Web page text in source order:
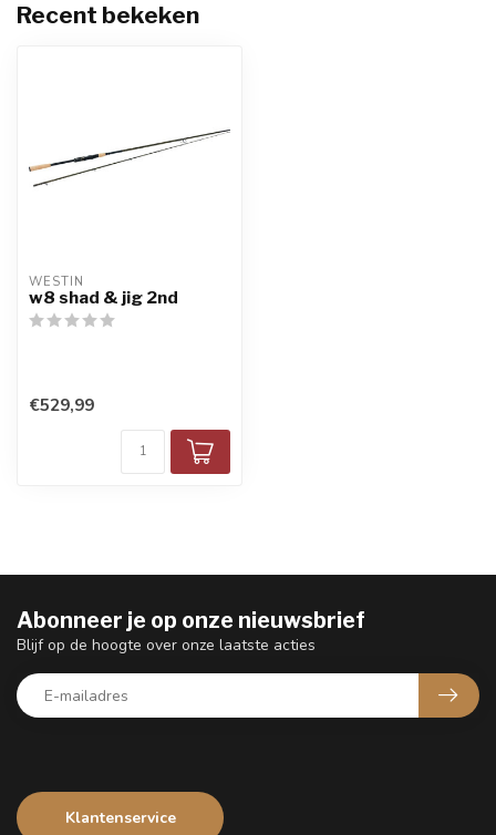
Recent bekeken
WESTIN
w8 shad & jig 2nd
€529,99
Klantenservice
Abonneer je op onze nieuwsbrief
Blijf op de hoogte over onze laatste acties